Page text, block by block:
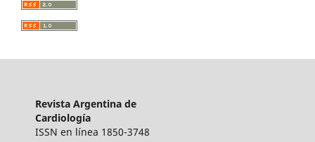
Revista Argentina de
Cardiología
ISSN en línea 1850-3748